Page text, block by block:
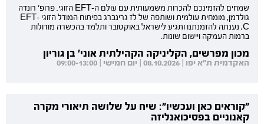
שמחים להזמינכם להכרות משמעותית עם עולם ה-EFT הזוגי. פרופ' רונדה
גולדמן, מומחית עולמית ושותפה של לז גרינברג בפיתוח המודל הזוגי EFT-
C, נענתה להזמנתנו ותגיע לישראל באוקטובר ותלמד בהכשרה מודולות
ברמות העמקה ויישום שונות.
מכון מפרשים, הקליניקה הקהילתית אוני' בן גוריון
האקדמית ת"א יפו | 08.10.2026 | יום חמישי | 09:00-13:00
"קוראים כאן ועכשיו": שיח על שלושה תיאורי מקרה
קאנוניים בפסיכואנליזה